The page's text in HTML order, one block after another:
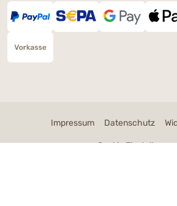
Impressum Datenschutz
Cookie Einstellungen